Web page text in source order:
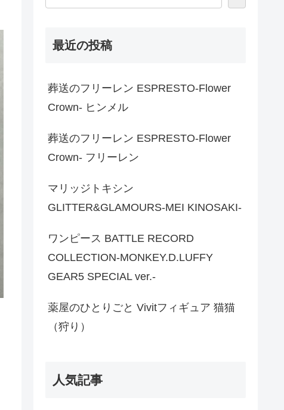
最近の投稿
葬送のフリーレン ESPRESTO-Flower
Crown- ヒンメル
葬送のフリーレン ESPRESTO-Flower
Crown- フリーレン
マリッジトキシン
GLITTER&GLAMOURS-MEI KINOSAKI-
ワンピース BATTLE RECORD
COLLECTION-MONKEY.D.LUFFY
GEAR5 SPECIAL ver.-
薬屋のひとりごと Vivitフィギュア 猫猫
（狩り）
人気記事